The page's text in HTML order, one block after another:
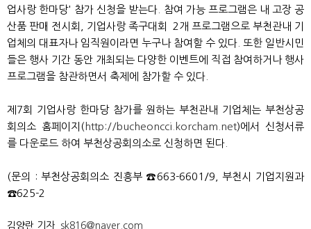
업사랑 한마당' 참가 신청을 받는다. 참여 가능 프로그램은 내 고장 공
산품 판매 전시회, 기업사랑 족구대회 2개 프로그램으로 부천관내 기
업체의 대표자나 임직원이라면 누구나 참여할 수 있다. 또한 일반시민
들은 행사 기간 동안 개최되는 다양한 이벤트에 직접 참여하거나 행사
프로그램을 참관하면서 축제에 참가할 수 있다.
제7회 기업사랑 한마당 참가를 원하는 부천관내 기업체는 부천상공
회의소 홈페이지( http://bucheoncci.korcham.net)에서 신청서류
를 다운로드 하여 부천상공회의소로 신청하면 된다.
(문의 : 부천상공회의소 진흥부 ☎663-6601/9, 부천시 기업지원과
☎625-2
김양란 기자 sk816@naver.com